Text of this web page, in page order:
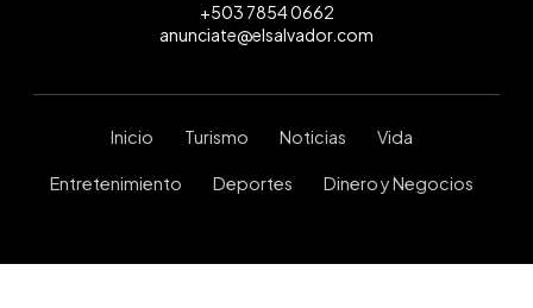
+503 7854 0662
anunciate@elsalvador.com
Inicio Turismo Noticias Vida
Entretenimiento Deportes Dinero y Negocios